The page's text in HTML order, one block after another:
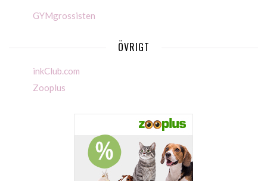
GYMgrossisten
ÖVRIGT
inkClub.com
Zooplus